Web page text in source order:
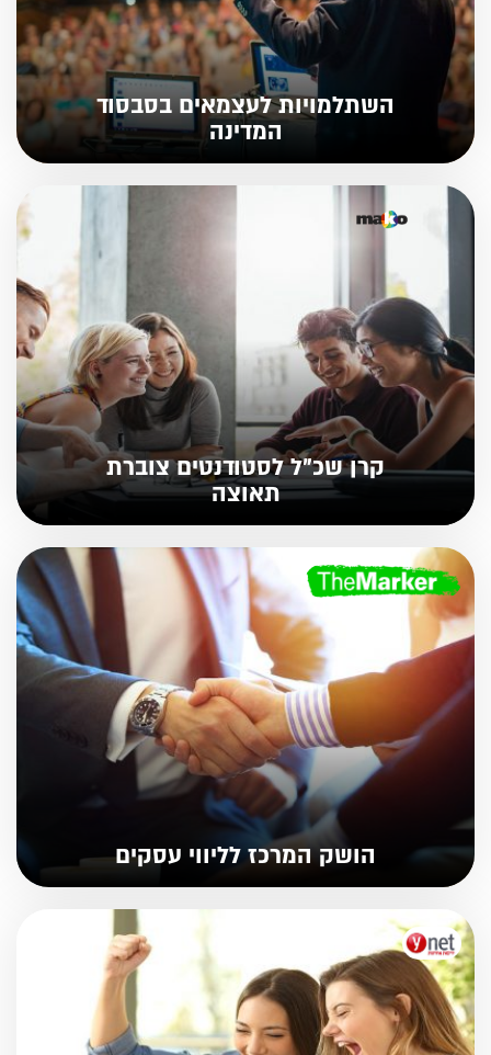
השתלמויות לעצמאים בסבסוד
המדינה
קרן שכ"ל לסטודנטים צוברת
תאוצה
הושק המרכז לליווי עסקים